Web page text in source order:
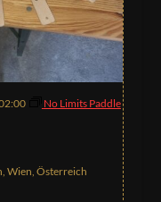
No Limits Paddle
Wien, Österreich